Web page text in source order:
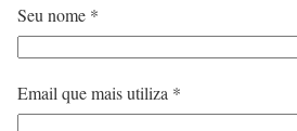
Seu nome *
Email que mais utiliza *